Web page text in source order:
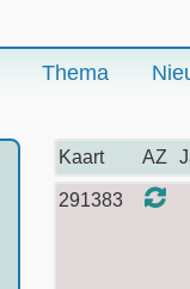
Thema
Kaart AZ
291383